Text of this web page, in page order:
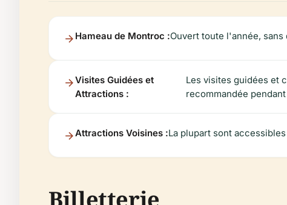
Hameau de Montroc :Ouvert toute l'année,
Visites Guidées et
Attractions :
Les visites guidées et
recommandée
Attractions Voisines :La plupart sont